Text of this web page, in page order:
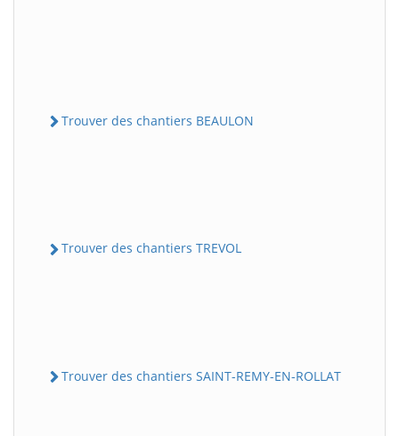
Trouver des chantiers BEAULON
Trouver des chantiers TREVOL
Trouver des chantiers SAINT-REMY-EN-ROLLAT